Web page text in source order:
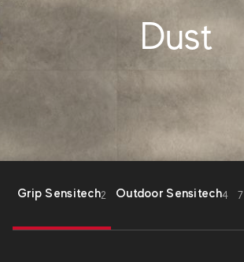
Dust
Grip Sensitech2 Outdoor Sensitech4 7